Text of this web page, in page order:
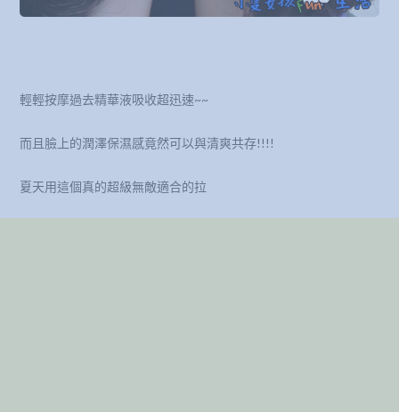
輕輕按摩過去精華液吸收超迅速~~
而且臉上的潤澤保濕感竟然可以與清爽共存!!!!
夏天用這個真的超級無敵適合的拉